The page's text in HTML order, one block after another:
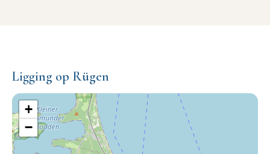
Ligging op Rügen
+
−